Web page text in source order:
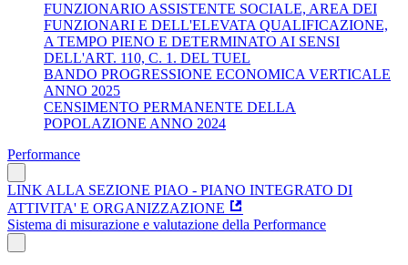
FUNZIONARIO ASSISTENTE SOCIALE, AREA DEI
FUNZIONARI E DELL'ELEVATA QUALIFICAZIONE,
A TEMPO PIENO E DETERMINATO AI SENSI
DELL'ART. 110, C. 1. DEL TUEL
BANDO PROGRESSIONE ECONOMICA VERTICALE
ANNO 2025
CENSIMENTO PERMANENTE DELLA
POPOLAZIONE ANNO 2024
Performance
LINK ALLA SEZIONE PIAO - PIANO INTEGRATO DI
ATTIVITA' E ORGANIZZAZIONE
Sistema di misurazione e valutazione della Performance